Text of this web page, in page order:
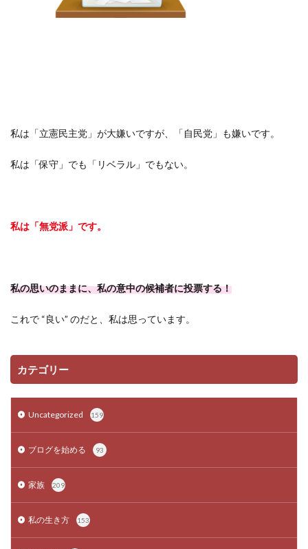
私は「立憲民主党」が大嫌いですが、「自民党」も嫌いです。
私は「保守」でも「リベラル」でもない。
私は「無党派」です。
私の思いのままに、私の意中の候補者に投票する！
これで “良い” のだと、私は思っています。
カテゴリー
Uncategorized 159
ブログを始める 93
家族 209
私の生き方 153